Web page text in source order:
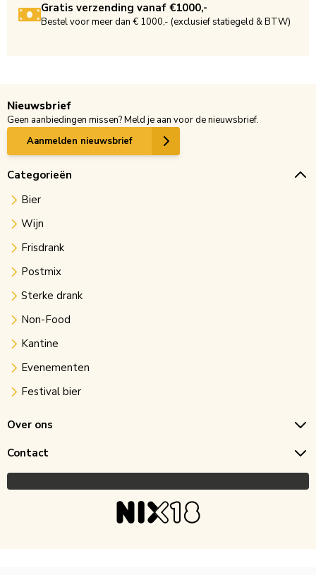
Gratis verzending vanaf €1000,-
Bestel voor meer dan € 1000,- (exclusief statiegeld & BTW)
Nieuwsbrief
Geen aanbiedingen missen? Meld je aan voor de nieuwsbrief.
Aanmelden nieuwsbrief
Categorieën
Bier
Wijn
Frisdrank
Postmix
Sterke drank
Non-Food
Kantine
Evenementen
Festival bier
Over ons
Contact